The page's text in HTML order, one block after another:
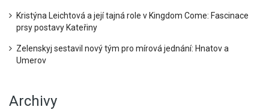
Kristýna Leichtová a její tajná role v Kingdom Come: Fascinace
prsy postavy Kateřiny
Zelenskyj sestavil nový tým pro mírová jednání: Hnatov a
Umerov
Archivy